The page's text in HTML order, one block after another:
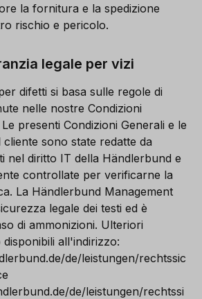
la fornitura e la spedizione
rischio e pericolo.
legale per vizi
difetti si basa sulle regole di
nelle nostre Condizioni
presenti Condizioni Generali e le
sono state redatte da
nel diritto IT della Händlerbund e
controllate per verificarne la
La Händlerbund Management
legale dei testi ed è
di ammonizioni. Ulteriori
all'indirizzo:
de/leistungen/rechtssic
de/leistungen/rechtssi